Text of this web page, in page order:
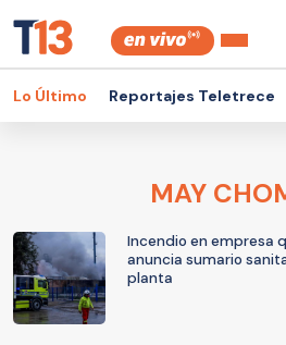
Lo Último Reportajes Teletrece
MAY
Incendio en empresa
anuncia sumario
planta